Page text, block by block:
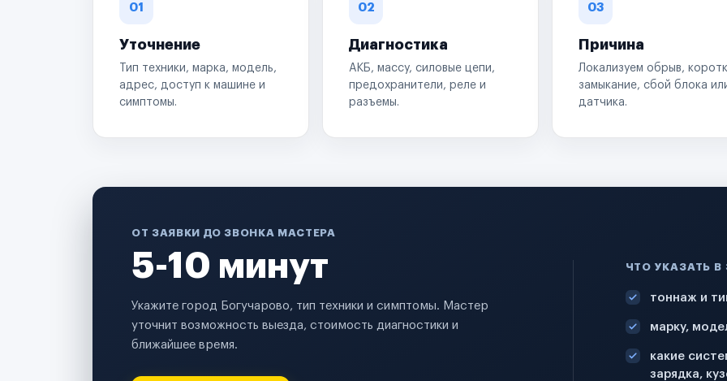
01
Уточнение
Тип техники, марка, модель,
адрес, доступ к машине и
симптомы.
02
Диагностика
АКБ, массу, силовые цепи,
предохранители, реле и
разъемы.
03
Причина
Локализуем обрыв,
замыкание, сбой блока
датчика.
ОТ ЗАЯВКИ ДО ЗВОНКА МАСТЕРА
5-10 минут
Укажите город Богучарово, тип техники и симптомы. Мастер
уточнит возможность выезда, стоимость диагностики и
ближайшее время.
ЧТО УКАЗАТЬ В
тоннаж и
марку,
какие
зарядка,